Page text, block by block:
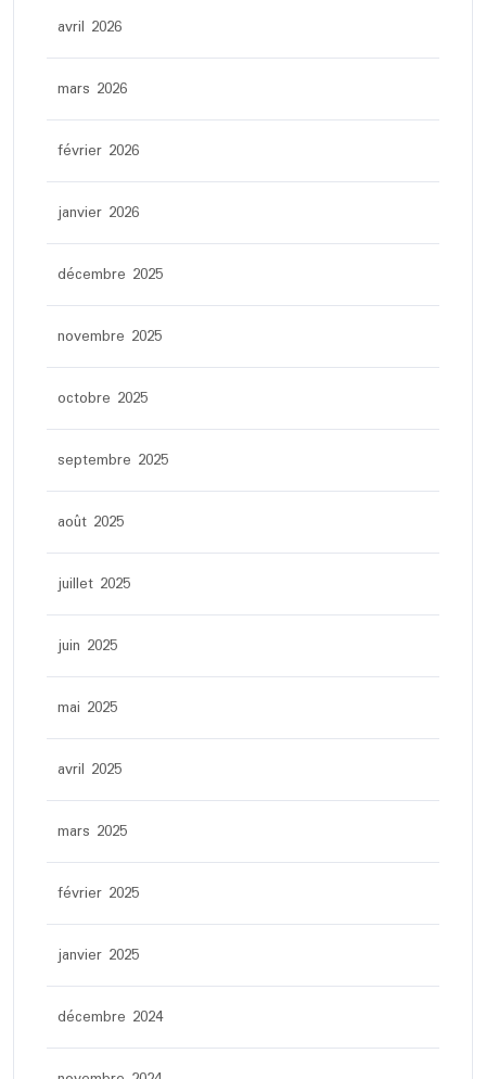
avril 2026
mars 2026
février 2026
janvier 2026
décembre 2025
novembre 2025
octobre 2025
septembre 2025
août 2025
juillet 2025
juin 2025
mai 2025
avril 2025
mars 2025
février 2025
janvier 2025
décembre 2024